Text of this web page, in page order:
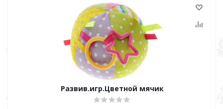
Развив.игр.Цветной мячик